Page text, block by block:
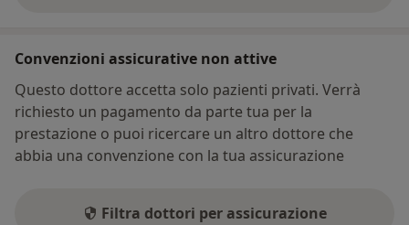
Convenzioni assicurative non attive
Questo dottore accetta solo pazienti privati. Verrà
richiesto un pagamento da parte tua per la
prestazione o puoi ricercare un altro dottore che
abbia una convenzione con la tua assicurazione
Filtra dottori per assicurazione